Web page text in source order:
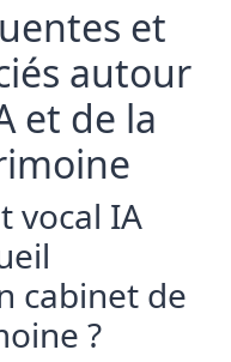
et
autour
et de la
vocal IA
cabinet de
?